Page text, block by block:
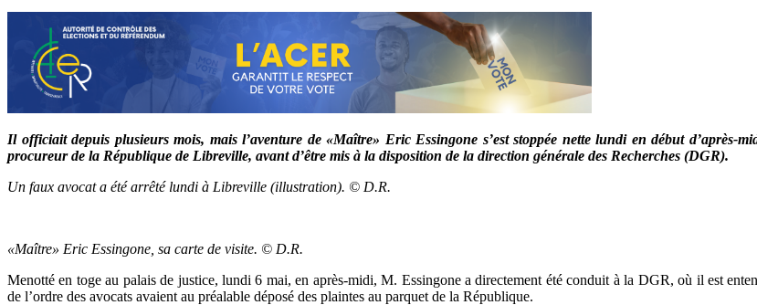
Il officiait depuis plusieurs mois, mais l’aventure de «Maître» Eric Essingone s’est stoppée nette lundi en début
procureur de la République de Libreville, avant d’être mis à la disposition de la direction générale des Recherches (DGR).
Un faux avocat a été arrêté lundi à Libreville (illustration). © D.R.
«Maître» Eric Essingone, sa carte de visite. © D.R.
Menotté en toge au palais de justice, lundi 6 mai, en après-midi, M. Essingone a directement été conduit à la DGR, où il est
de l’ordre des avocats avaient au préalable déposé des plaintes au parquet de la République.